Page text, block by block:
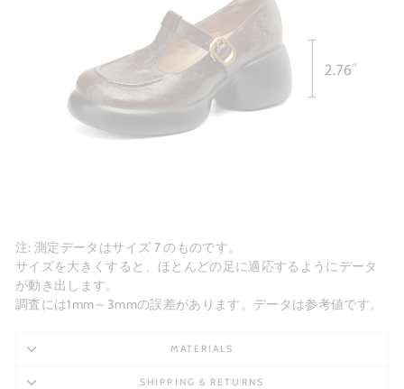
注: 測定データはサイズ 7 のものです。
サイズを大きくすると、ほとんどの足に適応するようにデータ
が動き出します。
調査には1mm～3mmの誤差があります。データは参考値です。
MATERIALS
SHIPPING & RETURNS